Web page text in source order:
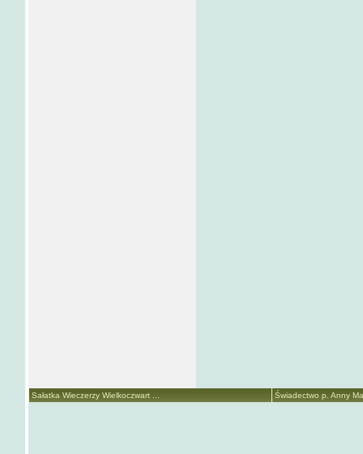
Sałatka Wieczerzy Wielkoczwart ... Świadectwo p. Anny